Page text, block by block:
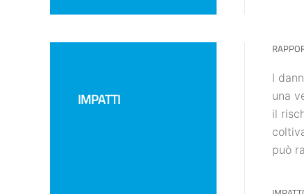
IMPATTI
I
una
il
può